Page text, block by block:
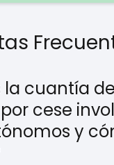
la cuantía
cese
y